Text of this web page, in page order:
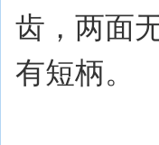
齿，两面
有短柄。